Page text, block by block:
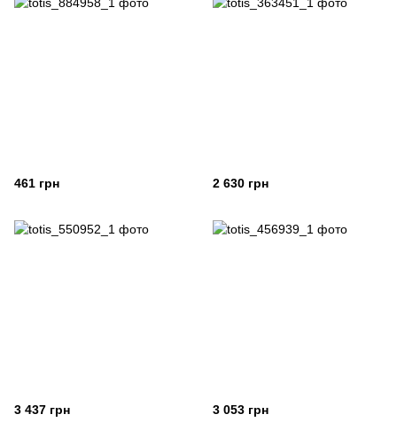
461 грн 2 630 грн
3 437 грн 3 053 грн